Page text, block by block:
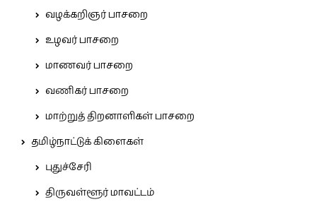
வழக்கறிஞர் பாசறை
உழவர் பாசறை
மாணவர் பாசறை
வணிகர் பாசறை
மாற்றுத் திறனாளிகள் பாசறை
தமிழ்நாட்டுக் கிளைகள்
புதுச்சேரி
திருவள்ளூர் மாவட்டம்